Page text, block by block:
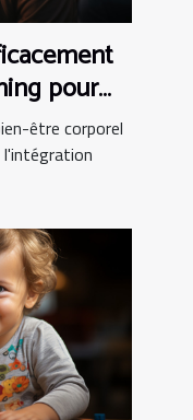
pour
d'exercice
être corporel